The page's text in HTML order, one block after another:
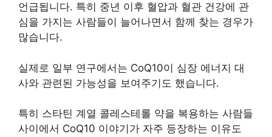
언급됩니다. 특히 중년 이후 혈압과 혈관 건강에 관
심을 가지는 사람들이 늘어나면서 함께 찾는 경우가
많습니다.
실제로 일부 연구에서는 CoQ10이 심장 에너지 대
사와 관련된 가능성을 보여주기도 했습니다.
특히 스타틴 계열 콜레스테롤 약을 복용하는 사람들
사이에서 CoQ10 이야기가 자주 등장하는 이유도